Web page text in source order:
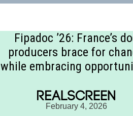
Fipadoc ’26: France’s
producers brace for
while embracing
February 4, 2026